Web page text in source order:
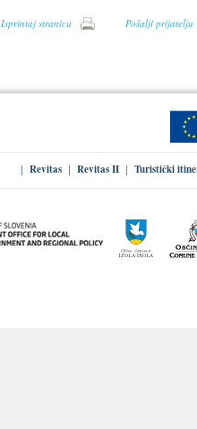
Isprintaj stranicu Pošalji prijatelju
Revitas Revitas II Turistički